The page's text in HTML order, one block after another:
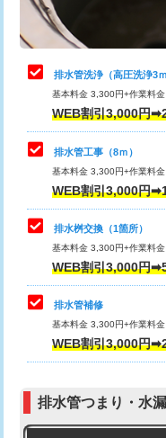
排水管工事（排水管工
排水管工事（追加 排水
え）
マス交換（土の掘削・
マス交換（深さ50㎝未満
マス交換（深さ50㎝以
コンクリート斫り（厚さ
コンクリート斫り（厚
モルタル補修（厚さ10㎝
モルタル補修（厚さ10
追加人工
理・調整・分解・加工
止水・漏水調査・防水
理・調整・分解・加工な
止水・漏水調査・防水
理・調整・分解・加工
その他部品の脱着
交換・取付（タンク）
交換・取付(単水栓（壁
式）)
交換・取付(混合水栓（
式・ワンホール）)
交換・取付(排水栓・排
交換・取付（その他部品
持込商品取付（単水栓）
排水管洗浄（高圧洗浄3ｍ
基本料金 3,300円+作業料
WEB割引3,000円
排水管工事（8ｍ）
基本料金 3,300円+作業料
WEB割引3,000円
排水桝交換（1箇所）
基本料金 3,300円+作業料
WEB割引3,000円
排水管補修
基本料金 3,300円+作業料
WEB割引3,000円
排水管つまり・水